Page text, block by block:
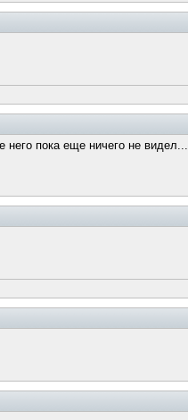
пока еще ничего не видел...